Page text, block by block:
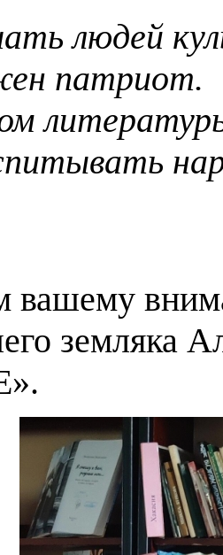
людей
патриот.
вашему
земляка